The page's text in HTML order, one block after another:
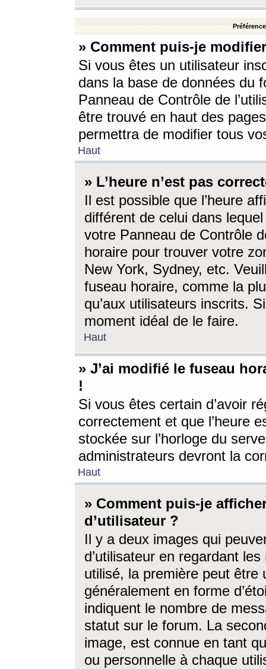
» Comment puis-je
Si vous êtes un utilisateur
dans la base de données du
Panneau de Contrôle de
être trouvé en haut des
permettra de modifier tous
Haut
» L’heure n’est pas
Il est possible que l’heure
différent de celui dans
votre Panneau de Contrôle
horaire pour trouver votre
New York, Sydney, etc.
fuseau horaire, comme la
qu’aux utilisateurs inscrits.
moment idéal de le faire.
Haut
» J’ai modifié le fuseau
!
Si vous êtes certain d’avoir
correctement et que l’heure
stockée sur l’horloge du
administrateurs devront la
Haut
» Comment puis-je
d’utilisateur ?
Il y a deux images qui
d’utilisateur en regardant
utilisé, la première peut être
généralement en forme
indiquent le nombre de
statut sur le forum. La
image, est connue en tant
ou personnelle à chaque